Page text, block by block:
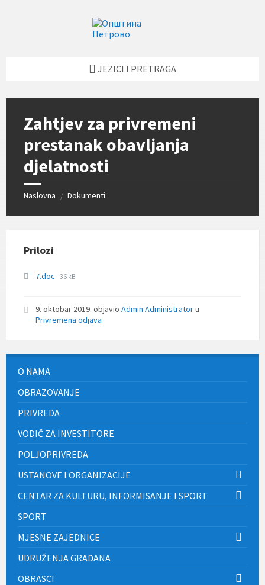
JEZICI I PRETRAGA
Zahtjev za privremeni
prestanak obavljanja
djelatnosti
Naslovna / Dokumenti
Prilozi
7.doc File
36 kB
9. oktobar 2019. objavio Admin Administratoru
Privremena odjava
O NAMA
OBRAZOVANJE
PRIVREDA
VODIČ ZA INVESTITORE
POLJOPRIVREDA
USTANOVE I ORGANIZACIJE
CENTAR ZA KULTURU, INFORMISANJE I SPORT
SPORT
MJESNE ZAJEDNICE
UDRUŽENJA GRAĐANA
OBRASCI